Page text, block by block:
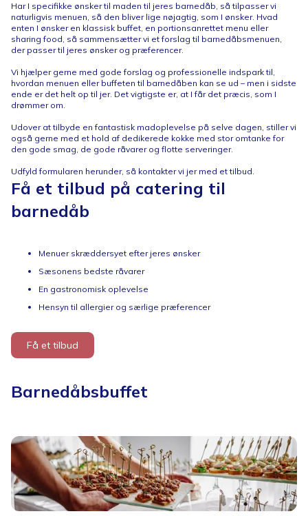
Har I specifikke ønsker til maden til jeres barnedåb, så tilpasser vi
naturligvis menuen, så den bliver lige nøjagtig, som I ønsker. Hvad
enten I ønsker en klassisk buffet, en portionsanrettet menu eller
sharing food, så sammensætter vi et forslag til barnedåbsmenuen,
der passer til jeres ønsker og præferencer.
Vi hjælper gerne med gode forslag og professionelle indspark til,
hvordan menuen eller buffeten til barnedåben kan se ud – men i sidste
ende er det helt op til jer. Det vigtigste er, at I får det præcis, som I
drømmer om.
Udover at tilbyde en fantastisk madoplevelse på selve dagen, stiller vi
også gerne med et hold af dedikerede kokke med stor omtanke for
den gode smag, de gode råvarer og flotte serveringer.
Udfyld formularen herunder, så kontakter vi jer med et tilbud.
Få et tilbud på catering til
barnedåb
Menuer skræddersyet efter jeres ønsker
Sæsonens bedste råvarer
En gastronomisk oplevelse
Hensyn til allergier og særlige præferencer
Få et tilbud
Barnedåbsbuffet